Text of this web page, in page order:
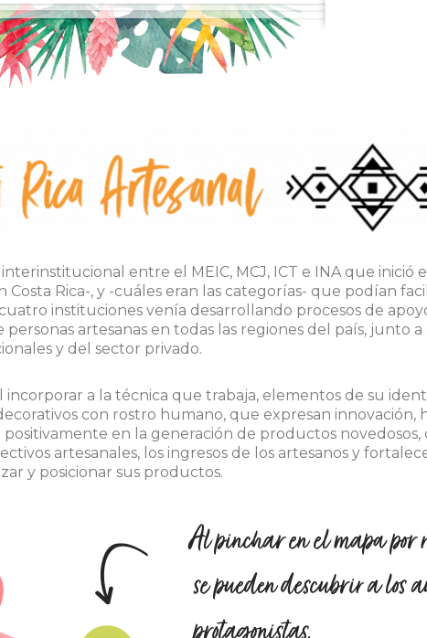
entre el MEIC, MCJ, ICT e INA que inició
Rica-, y -cuáles eran las categorías- que podían
instituciones venía desarrollando procesos de
artesanas en todas las regiones del país, junto
y del sector privado.
a la técnica que trabaja, elementos de su
con rostro humano, que expresan innovación,
en la generación de productos novedosos,
artesanales, los ingresos de los artesanos y
y posicionar sus productos.